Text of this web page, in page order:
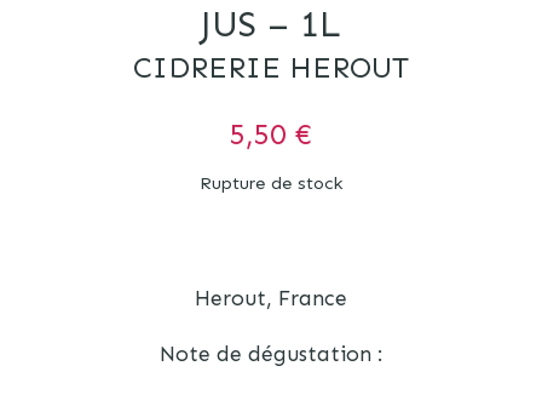
JUS – 1L
CIDRERIE HEROUT
5,50 €
Rupture de stock
Herout, France
Note de dégustation :